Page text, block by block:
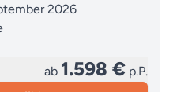
2026
ab 1.598 € p.P.